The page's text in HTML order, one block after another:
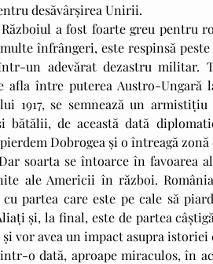
desăvârșirea Unirii.
înfrângeri, este respinsă
un adevărat dezastru militar.
afla între puterea Austro-Ungară
1917, se semnează un
bătălii, de această dată
Dobrogea și o întreagă
ale Americii în război.
cu partea care este pe cale să
și, la final, este de partea
vor avea un impact asupra istoriei